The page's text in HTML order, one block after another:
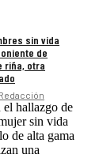
sin vida
de
riña, otra
hallazgo de
sin vida
de alta gama
una